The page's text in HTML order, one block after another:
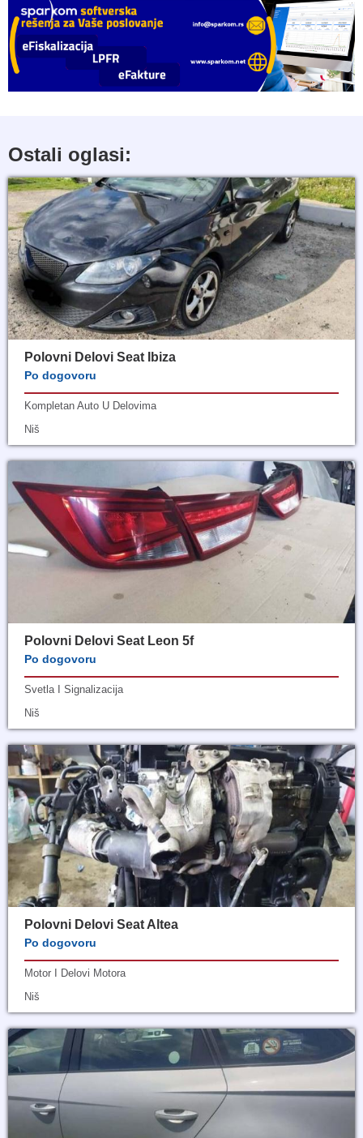
Ostali oglasi:
Polovni Delovi Seat Ibiza
Po dogovoru
Kompletan Auto U Delovima
Niš
Polovni Delovi Seat Leon 5f
Po dogovoru
Svetla I Signalizacija
Niš
Polovni Delovi Seat Altea
Po dogovoru
Motor I Delovi Motora
Niš